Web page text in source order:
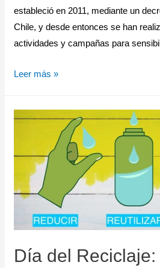
estableció en 2011, mediante un
Chile, y desde entonces se han
actividades y campañas para
Leer más »
Día del